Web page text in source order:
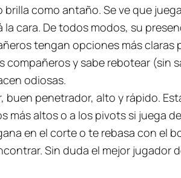
como antaño. Se ve que
cara. De todos modos, su
tengan opciones más claras
y sabe rebotear (sin
odiosas.
penetrador, alto y rápido.
altos o a los pivots si juega
en el corte o te rebasa con el
Sin duda el mejor jugador